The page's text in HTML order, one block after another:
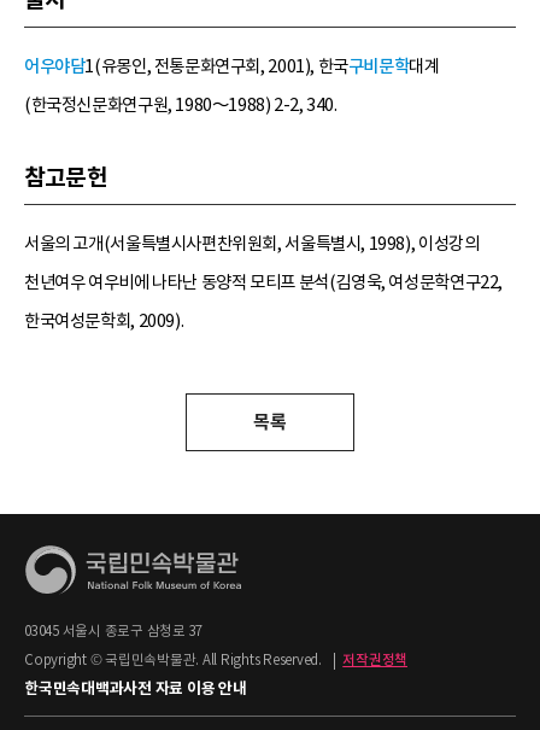
어우야담1(유몽인, 전통문화연구회, 2001), 한국구비문학대계
(한국정신문화연구원, 1980～1988) 2-2, 340.
참고문헌
서울의 고개(서울특별시사편찬위원회, 서울특별시, 1998), 이성강의
천년여우 여우비에 나타난 동양적 모티프 분석(김영욱, 여성문학연구22,
한국여성문학회, 2009).
목록
03045 서울시 종로구 삼청로 37
Copyright © 국립민속박물관. All Rights Reserved.
저작권정책
한국민속대백과사전 자료 이용 안내